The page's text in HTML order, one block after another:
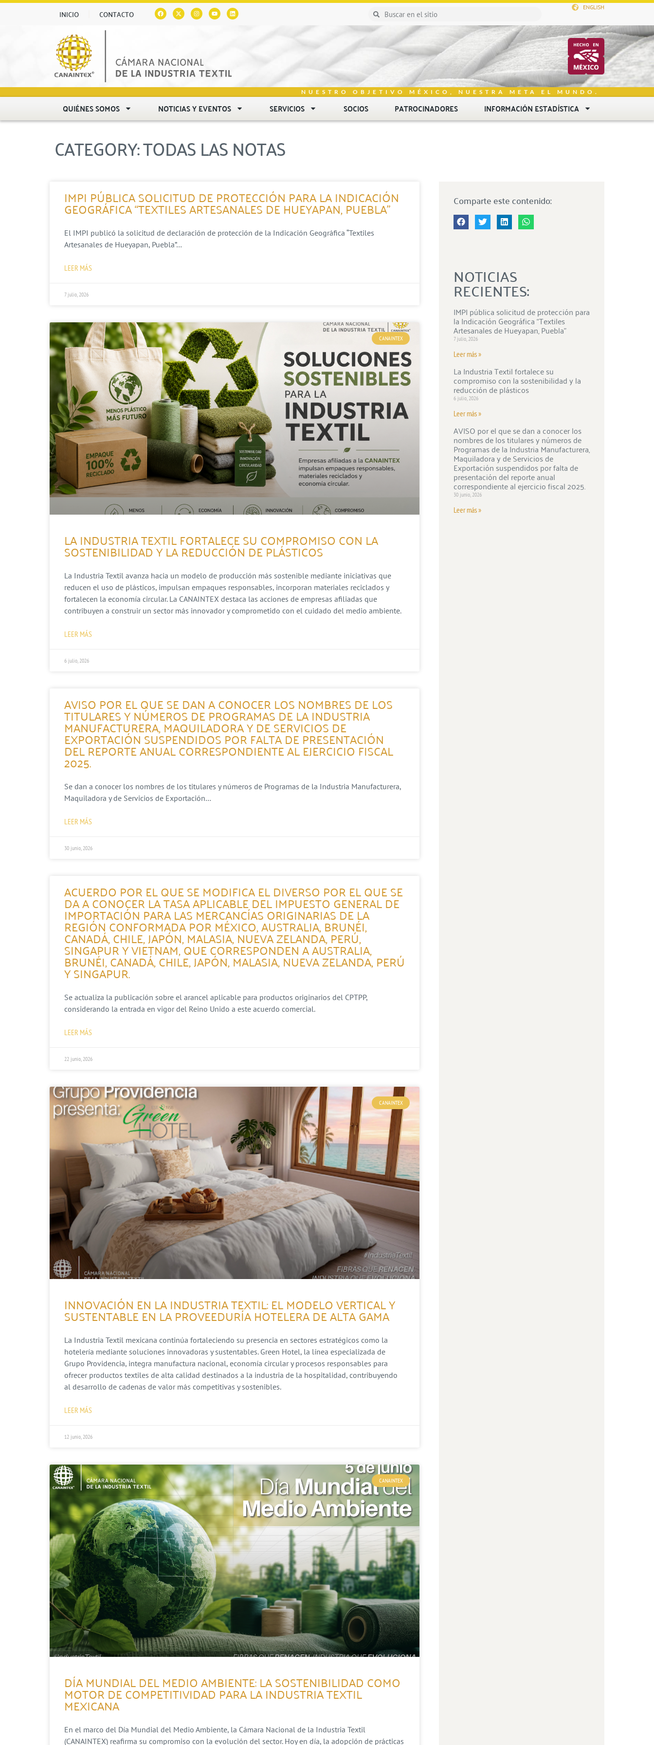
INICIO CONTACTO
ENGLISH
NUESTRO OBJETIVO MÉXICO, NUESTRA META EL MUNDO.
QUIÉNES SOMOS NOTICIAS Y EVENTOS SERVICIOS SOCIOS PATROCINADORES INFORMACIÓN ESTADÍSTICA
CATEGORY: TODAS LAS NOTAS
IMPI PÚBLICA SOLICITUD DE PROTECCIÓN PARA LA INDICACIÓN
GEOGRÁFICA “TEXTILES ARTESANALES DE HUEYAPAN, PUEBLA”
El IMPI publicó la solicitud de declaración de protección de la Indicación Geográfica “Textiles
Artesanales de Hueyapan, Puebla”…
LEER MÁS
7 julio, 2026
CANAINTEX
LA INDUSTRIA TEXTIL FORTALECE SU COMPROMISO CON LA
SOSTENIBILIDAD Y LA REDUCCIÓN DE PLÁSTICOS
La Industria Textil avanza hacia un modelo de producción más sostenible mediante iniciativas que
reducen el uso de plásticos, impulsan empaques responsables, incorporan materiales reciclados y
fortalecen la economía circular. La CANAINTEX destaca las acciones de empresas afiliadas que
contribuyen a construir un sector más innovador y comprometido con el cuidado del medio ambiente.
LEER MÁS
6 julio, 2026
AVISO POR EL QUE SE DAN A CONOCER LOS NOMBRES DE LOS
TITULARES Y NÚMEROS DE PROGRAMAS DE LA INDUSTRIA
MANUFACTURERA, MAQUILADORA Y DE SERVICIOS DE
EXPORTACIÓN SUSPENDIDOS POR FALTA DE PRESENTACIÓN
DEL REPORTE ANUAL CORRESPONDIENTE AL EJERCICIO FISCAL
2025.
Se dan a conocer los nombres de los titulares y números de Programas de la Industria Manufacturera,
Maquiladora y de Servicios de Exportación…
LEER MÁS
30 junio, 2026
ACUERDO POR EL QUE SE MODIFICA EL DIVERSO POR EL QUE SE
DA A CONOCER LA TASA APLICABLE DEL IMPUESTO GENERAL DE
IMPORTACIÓN PARA LAS MERCANCÍAS ORIGINARIAS DE LA
REGIÓN CONFORMADA POR MÉXICO, AUSTRALIA, BRUNÉI,
CANADÁ, CHILE, JAPÓN, MALASIA, NUEVA ZELANDA, PERÚ,
SINGAPUR Y VIETNAM, QUE CORRESPONDEN A AUSTRALIA,
BRUNÉI, CANADÁ, CHILE, JAPÓN, MALASIA, NUEVA ZELANDA, PERÚ
Y SINGAPUR.
Se actualiza la publicación sobre el arancel aplicable para productos originarios del CPTPP,
considerando la entrada en vigor del Reino Unido a este acuerdo comercial.
LEER MÁS
22 junio, 2026
CANAINTEX
INNOVACIÓN EN LA INDUSTRIA TEXTIL: EL MODELO VERTICAL Y
SUSTENTABLE EN LA PROVEEDURÍA HOTELERA DE ALTA GAMA
La Industria Textil mexicana continúa fortaleciendo su presencia en sectores estratégicos como la
hotelería mediante soluciones innovadoras y sustentables. Green Hotel, la línea especializada de
Grupo Providencia, integra manufactura nacional, economía circular y procesos responsables para
ofrecer productos textiles de alta calidad destinados a la industria de la hospitalidad, contribuyendo
al desarrollo de cadenas de valor más competitivas y sostenibles.
LEER MÁS
12 junio, 2026
CANAINTEX
DÍA MUNDIAL DEL MEDIO AMBIENTE: LA SOSTENIBILIDAD COMO
MOTOR DE COMPETITIVIDAD PARA LA INDUSTRIA TEXTIL
MEXICANA
En el marco del Día Mundial del Medio Ambiente, la Cámara Nacional de la Industria Textil
(CANAINTEX) reafirma su compromiso con la evolución del sector. Hoy en día, la adopción de prácticas
Comparte este contenido:
NOTICIAS
RECIENTES:
IMPI pública solicitud de protección para
la Indicación Geográfica “Textiles
Artesanales de Hueyapan, Puebla”
7 julio, 2026
Leer más »
La Industria Textil fortalece su
compromiso con la sostenibilidad y la
reducción de plásticos
6 julio, 2026
Leer más »
AVISO por el que se dan a conocer los
nombres de los titulares y números de
Programas de la Industria Manufacturera,
Maquiladora y de Servicios de
Exportación suspendidos por falta de
presentación del reporte anual
correspondiente al ejercicio fiscal 2025.
30 junio, 2026
Leer más »